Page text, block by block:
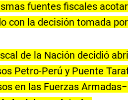
fuentes fiscales
con la decisión tomada
de la Nación decidió
Petro-Perú y Puente
en las Fuerzas Armadas−